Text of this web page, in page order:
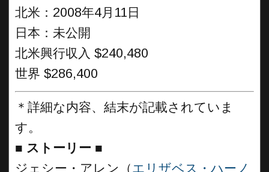
北米：2008年4月11日
日本：未公開
北米興行収入 $240,480
世界 $286,400
＊詳細な内容、結末が記載されていま
す。
■ ストーリー ■
ジェシー・アレン（エリザベス・ハーノ